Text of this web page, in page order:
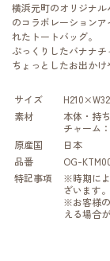
横浜元町のオリジナル
のコラボレーション
れたトートバッグ。
ぷっくりしたバナナチ
ちょっとしたお出かけ
サイズ
素材
本体・持
チャーム
原産国
日本
品番
OG-
特記事項
※時期に
ざいます。
※お客様
える場合